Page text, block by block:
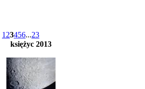
1 23456...23
księżyc 2013